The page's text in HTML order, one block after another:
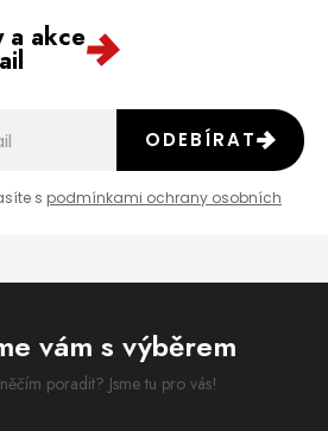
a akce
s podmínkami ochrany osobních
ODEBÍRAT
vám s výběrem
poradit? Jsme tu pro vás!